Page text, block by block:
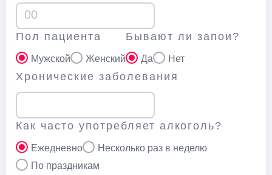
Пол пациента
Мужской Женский
Бывают ли запои?
Да Нет
Хронические заболевания
Как часто употребляет алкоголь?
Ежедневно
Несколько раз в неделю
По праздникам